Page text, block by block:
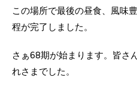
この場所で最後の昼食、風味
程が完了しました。
さぁ68期が始まります。皆さ
れさまでした。